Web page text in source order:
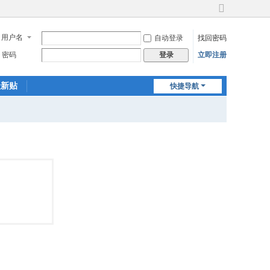
切
到
宽
用户名 自动登录
找回密码
密码
登录 立即注册
快捷导航
贴